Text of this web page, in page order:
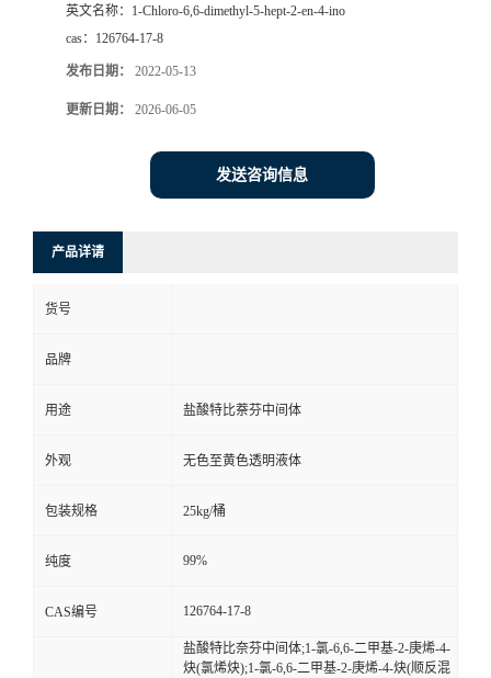
英文名称： 1-Chloro-6,6-dimethyl-5-hept-2-en-4-ino
cas： 126764-17-8
发布日期： 2022-05-13
更新日期： 2026-06-05
发送咨询信息
产品详请
货号
品牌
用途 盐酸特比萘芬中间体
外观 无色至黄色透明液体
包装规格 25kg/桶
纯度 99%
CAS编号 126764-17-8
盐酸特比奈芬中间体;1-氯-6,6-二甲基-2-庚烯-4-
炔(氯烯炔);1-氯-6,6-二甲基-2-庚烯-4-炔(顺反混